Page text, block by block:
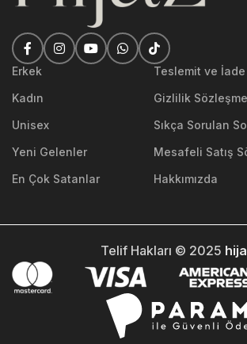
Erkek
Kadın
Unisex
Yeni Gelenler
En Çok Satanlar
Teslemit ve İade
Gizlilik
Sıkça Sorulan
Mesafeli Satış
Hakkımızda
Telif Hakları © 2025